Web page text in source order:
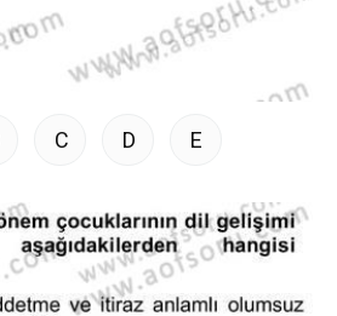
C D E